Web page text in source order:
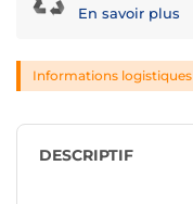
En savoir plus
Informations logistiques
DESCRIPTIF